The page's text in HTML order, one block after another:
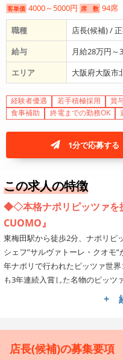
客単価 4000～5000円 席 数 94席
職種
店長(候補) /
給与
月給28万円～
エリア
大阪府大阪市
経験者優遇 若手積極採用 賞
食事補助
終電までの勤務OK
1分で応募す
この求人の特徴
◆◇本格ナポリピッツァを
CUOMO』
東梅田駅から徒歩2分、ナポリピ
シェフ”サルヴァトーレ・クオモ
年ナポリで行われたピッツァ世
も3年連続入賞した名物のピッツ
ど高品質な厳選素材を惜しみな
界レベルの味を追求するこだわ
スタイリッシュな雰囲気です。
+
店長(候補)の募集要項